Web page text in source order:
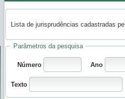
Lista de jurisprudências cadastradas
Parâmetros da pesquisa
Número Ano
Texto